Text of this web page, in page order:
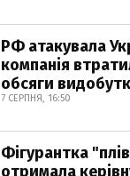
РФ атакувала
компанія
обсяги
7 СЕРПНЯ, 16:50
Фігурантка
отримала